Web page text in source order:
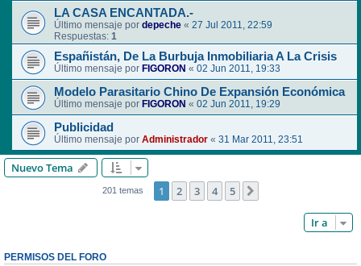
LA CASA ENCANTADA.-
Último mensaje por depeche « 27 Jul 2011, 22:59
Respuestas: 1
Españistán, De La Burbuja Inmobiliaria A La Crisis
Último mensaje por FIGORON « 02 Jun 2011, 19:33
Modelo Parasitario Chino De Expansión Económica
Último mensaje por FIGORON « 02 Jun 2011, 19:29
Publicidad
Último mensaje por Administrador « 31 Mar 2011, 23:51
Nuevo Tema
201 temas 1 2 3 4 5
Ir a
PERMISOS DEL FORO